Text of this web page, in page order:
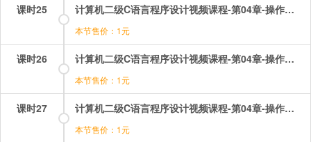
课时25 计算机二级C语言程序设计视频课程-第04章-操作：选择结构选择题讲解（1）.flv
本节售价：1元
课时26 计算机二级C语言程序设计视频课程-第04章-操作：选择结构选择题讲解（2）.mp4
本节售价：1元
课时27 计算机二级C语言程序设计视频课程-第04章-操作：选择结构选择题讲解（3）.mp4
本节售价：1元